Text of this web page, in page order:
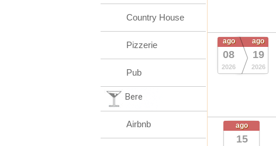
ago
08
2026
ago
19
2026
ago
15
Country House
Pizzerie
Pub
Bere
Airbnb